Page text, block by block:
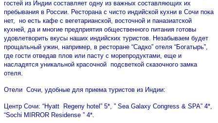
гостей из Индии составляет одну из важных составляющих их
пребывания в России. Ресторана с чисто индийской кухни в Сочи пока
нет, но есть кафе с вегетарианской, восточной и паназиатской
кухней, да и многие предприятия общественного питания готовы
удовлетворить вкусы наших индийских туристов. Незабываем будет
прощальный ужин, например, в ресторане “Садко” отеля “Богатырь”,
где гости отведав плов или пасту с морепродуктами, еще и
насладятся уникальной красочной подсветкой сказочного замка
отеля.
Отели Сочи, удобные для приема туристов из Индии:
Центр Сочи: “Hyatt Regeny hotel” 5*, ” Sea Galaxy Congress & SPA” 4*,
“Sochi MIRROR Residense ” 4*.